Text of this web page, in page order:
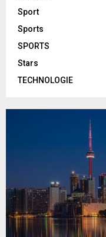
Sport
Sports
SPORTS
Stars
TECHNOLOGIE